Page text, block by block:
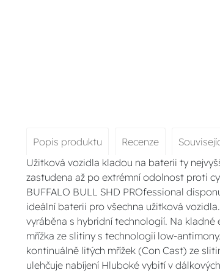
Popis produktu
Recenze
Užitková vozidla kladou na baterii ty
zastudena až po extrémní odolnost proti
BUFFALO BULL SHD PROfessional
ideální baterii pro všechna užitková
vyráběna s hybridní technologií. Na
mřížka ze slitiny s technologií low-
kontinuálně litých mřížek (Con Cast) ze
ulehčuje nabíjení Hluboké vybití v